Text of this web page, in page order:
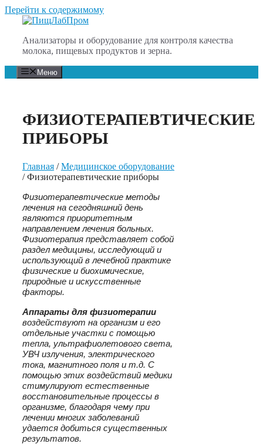
Перейти к содержимому
Анализаторы и оборудование для контроля качества
молока, пищевых продуктов и зерна.
Меню
ФИЗИОТЕРАПЕВТИЧЕСКИЕ
ПРИБОРЫ
Главная /Медицинское оборудование
/ Физиотерапевтические приборы
Физиотерапевтические методы
лечения на сегодняшний день
являются приоритетным
направлением лечения больных.
Физиотерапия представляет собой
раздел медицины, исследующий и
использующий в лечебной практике
физические и биохимические,
природные и искусственные
факторы.
Аппараты для физиотерапии
воздействуют на организм и его
отдельные участки с помощью
тепла, ультрафиолетового света,
УВЧ излучения, электрического
тока, магнитного поля и т.д. С
помощью этих воздействий медики
стимулируют естественные
восстановительные процессы в
организме, благодаря чему при
лечении многих заболеваний
удается добиться существенных
результатов.